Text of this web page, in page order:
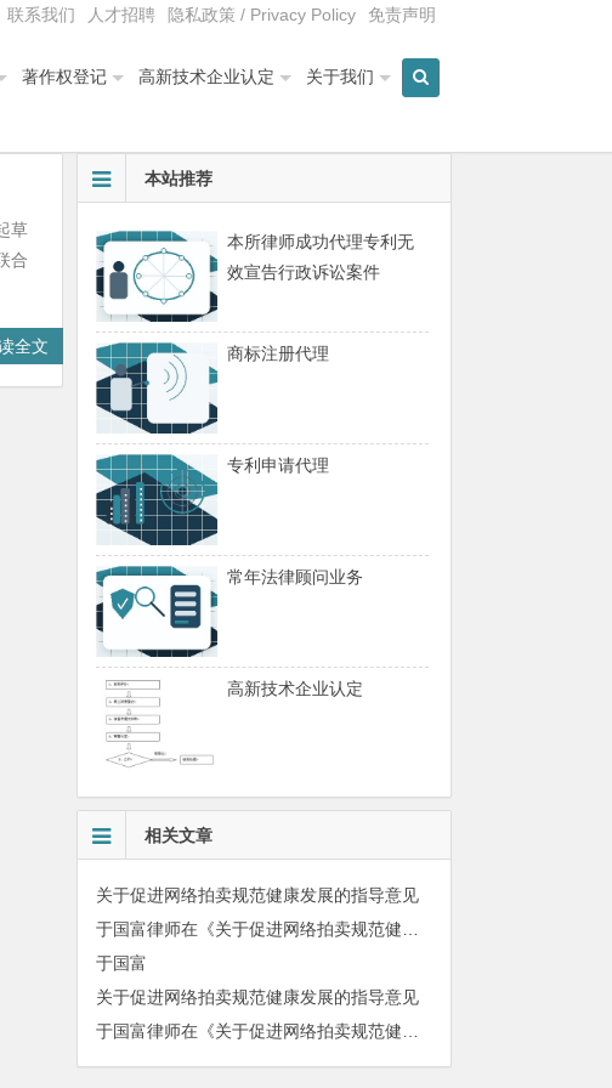
联系我们 人才招聘 隐私政策 / Privacy Policy 免责声明
著作权登记 高新技术企业认定 关于我们
草
合
全文
本站推荐
本所律师成功代理专利无
效宣告行政诉讼案件
商标注册代理
专利申请代理
常年法律顾问业务
高新技术企业认定
相关文章
关于促进网络拍卖规范健康发展的指导意见
于国富
关于促进网络拍卖规范健康发展的指导意见